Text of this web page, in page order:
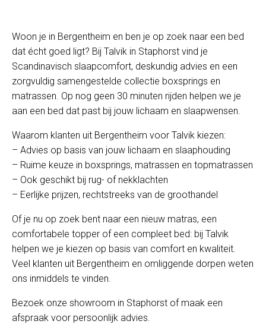
Woon je in Bergentheim en ben je op zoek naar een bed
dat écht goed ligt? Bij Talvik in Staphorst vind je
Scandinavisch slaapcomfort, deskundig advies en een
zorgvuldig samengestelde collectie boxsprings en
matrassen. Op nog geen 30 minuten rijden helpen we je
aan een bed dat past bij jouw lichaam en slaapwensen.
Waarom klanten uit Bergentheim voor Talvik kiezen:
– Advies op basis van jouw lichaam en slaaphouding
– Ruime keuze in boxsprings, matrassen en topmatrassen
– Ook geschikt bij rug- of nekklachten
– Eerlijke prijzen, rechtstreeks van de groothandel
Of je nu op zoek bent naar een nieuw matras, een
comfortabele topper of een compleet bed: bij Talvik
helpen we je kiezen op basis van comfort en kwaliteit.
Veel klanten uit Bergentheim en omliggende dorpen weten
ons inmiddels te vinden.
Bezoek onze showroom in Staphorst of maak een
afspraak voor persoonlijk advies.